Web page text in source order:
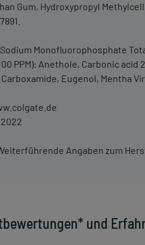
Gum, Hydroxypropyl
Monofluorophosphate
PPM): Anethole, Carbonic
Eugenol, Mentha
Angaben zum
und